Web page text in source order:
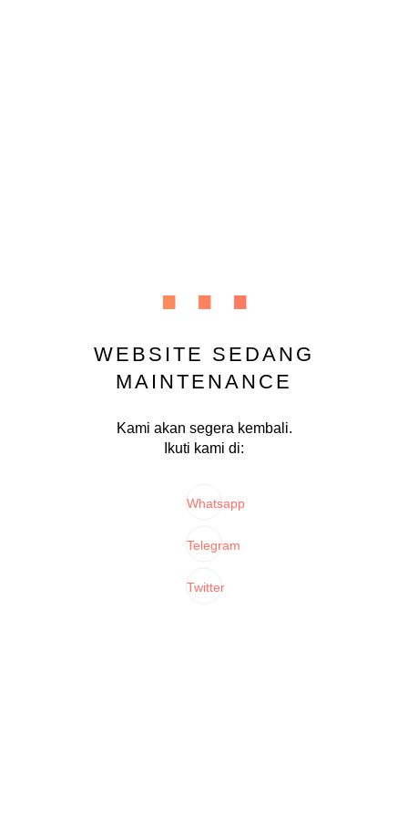
...
WEBSITE SEDANG
MAINTENANCE
Kami akan segera kembali.
Ikuti kami di:
Whatsapp
Telegram
Twitter